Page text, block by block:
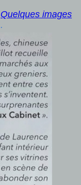
Quelques images
.